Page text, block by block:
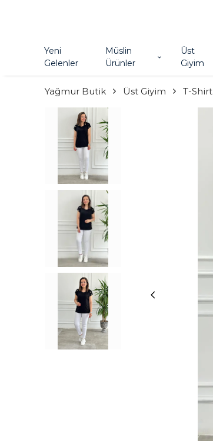
Yeni
Gelenler
Müslin
Ürünler
Üst
Giyim
Yağmur Butik Üst Giyim T-Shirt